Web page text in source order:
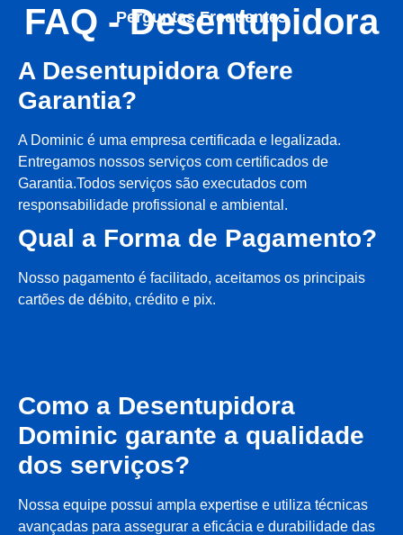
Perguntas Frequentes
FAQ - Desentupidora
A Desentupidora Ofere
Garantia?
A Dominic é uma empresa certificada e legalizada.
Entregamos nossos serviços com certificados de
Garantia.Todos serviços são executados com
responsabilidade profissional e ambiental.
Qual a Forma de Pagamento?
Nosso pagamento é facilitado, aceitamos os principais
cartões de débito, crédito e pix.
Como a Desentupidora
Dominic garante a qualidade
dos serviços?
Nossa equipe possui ampla expertise e utiliza técnicas
avançadas para assegurar a eficácia e durabilidade das